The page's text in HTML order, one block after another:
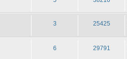
3 25425
6 29791